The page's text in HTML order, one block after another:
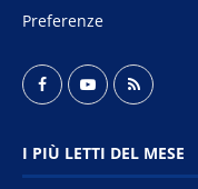
Preferenze
I PIÙ LETTI DEL MESE